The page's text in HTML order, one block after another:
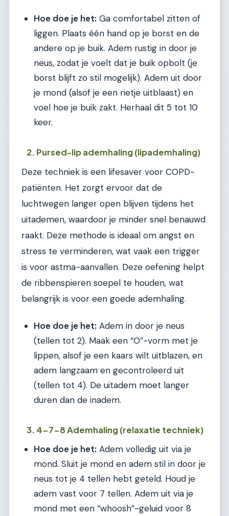
Hoe doe je het: Ga comfortabel zitten of
liggen. Plaats één hand op je borst en de
andere op je buik. Adem rustig in door je
neus, zodat je voelt dat je buik opbolt (je
borst blijft zo stil mogelijk). Adem uit door
je mond (alsof je een rietje uitblaast) en
voel hoe je buik zakt. Herhaal dit 5 tot 10
keer.
2. Pursed-lip ademhaling (lipademhaling)
Deze techniek is een lifesaver voor COPD-
patiënten. Het zorgt ervoor dat de
luchtwegen langer open blijven tijdens het
uitademen, waardoor je minder snel benauwd
raakt. Deze methode is ideaal om angst en
stress te verminderen, wat vaak een trigger
is voor astma-aanvallen. Deze oefening helpt
de ribbenspieren soepel te houden, wat
belangrijk is voor een goede ademhaling.
Hoe doe je het: Adem in door je neus
(tellen tot 2). Maak een “O”-vorm met je
lippen, alsof je een kaars wilt uitblazen, en
adem langzaam en gecontroleerd uit
(tellen tot 4). De uitadem moet langer
duren dan de inadem.
3. 4-7-8 Ademhaling (relaxatie techniek)
Hoe doe je het: Adem volledig uit via je
mond. Sluit je mond en adem stil in door je
neus tot je 4 tellen hebt geteld. Houd je
adem vast voor 7 tellen. Adem uit via je
mond met een “whoosh”-geluid voor 8